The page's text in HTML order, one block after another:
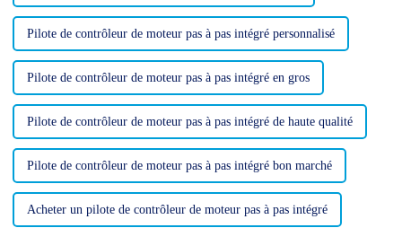
Pilote de contrôleur de moteur pas à pas intégré personnalisé
Pilote de contrôleur de moteur pas à pas intégré en gros
Pilote de contrôleur de moteur pas à pas intégré de haute qualité
Pilote de contrôleur de moteur pas à pas intégré bon marché
Acheter un pilote de contrôleur de moteur pas à pas intégré